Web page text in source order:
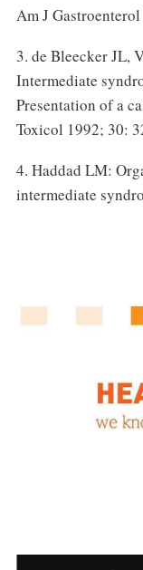
Am J
3. de Bleecker JL,
Intermediate
Presentation of a
Toxicol 1992; 30:
4. Haddad LM:
intermediate